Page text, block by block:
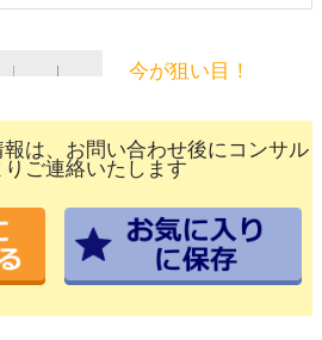
今が狙い目！
は、お問い合わせ後にコンサル
りご連絡いたします